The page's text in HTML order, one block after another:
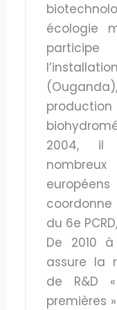
écologie
2004, il
du 6e
De 2010 à
assure la
de R&D
premières